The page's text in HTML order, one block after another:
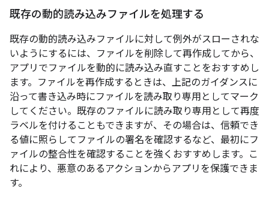
既存の動的読み込みファイルを処理する
既存の動的読み込みファイルに対して例外がスローされな
いようにするには、ファイルを削除して再作成してから、
アプリでファイルを動的に読み込み直すことをおすすめし
ます。ファイルを再作成するときは、上記のガイダンスに
沿って書き込み時にファイルを読み取り専用としてマーク
してください。既存のファイルに読み取り専用として再度
ラベルを付けることもできますが、その場合は、信頼でき
る値に照らしてファイルの署名を確認するなど、最初にフ
ァイルの整合性を確認することを強くおすすめします。こ
れにより、悪意のあるアクションからアプリを保護できま
す。